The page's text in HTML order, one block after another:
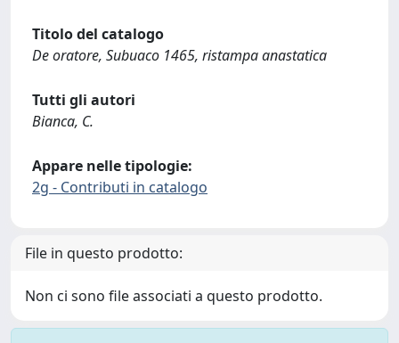
Titolo del catalogo
De oratore, Subuaco 1465, ristampa anastatica
Tutti gli autori
Bianca, C.
Appare nelle tipologie:
2g - Contributi in catalogo
File in questo prodotto:
Non ci sono file associati a questo prodotto.